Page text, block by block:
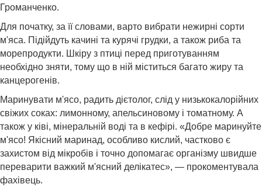
Громанченко.
Для початку, за її словами, варто вибрати нежирні сорти
м'яса. Підійдуть качині та курячі грудки, а також риба та
морепродукти. Шкіру з птиці перед приготуванням
необхідно зняти, тому що в ній міститься багато жиру та
канцерогенів.
Маринувати м'ясо, радить дієтолог, слід у низькокалорійних
свіжих соках: лимонному, апельсиновому і томатному. А
також у ківі, мінеральній воді та в кефірі. «Добре маринуйте
м'ясо! Якісний маринад, особливо кислий, частково є
захистом від мікробів і точно допомагає організму швидше
переварити важкий м'ясний делікатес», — прокоментувала
фахівець.